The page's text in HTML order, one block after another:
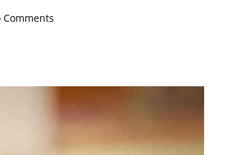
Comments